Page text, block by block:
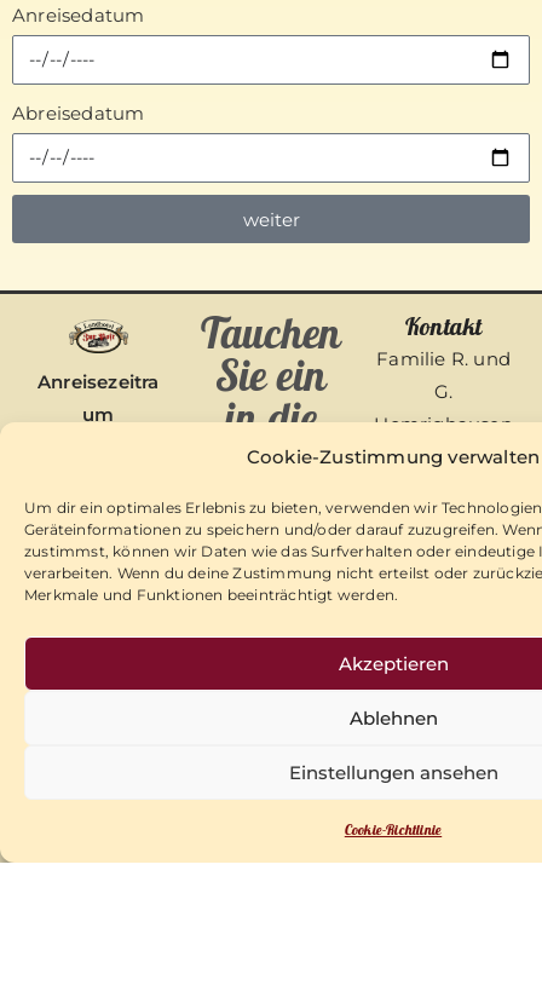
Cookie-Zustimmung verwalten
Um dir ein optimales Erlebnis zu bieten, verwenden wir
Geräteinformationen zu speichern und/oder darauf zuzugreifen.
zustimmst, können wir Daten wie das Surfverhalten oder eindeutige
verarbeiten. Wenn du deine Zustimmung nicht erteilst oder
Merkmale und Funktionen beeinträchtigt werden.
Akzeptieren
Ablehnen
Einstellungen ansehen
Cookie-Richtlinie
Anreisedatum
Abreisedatum
weiter
l
n
Anreisezeitra
um
18.00 Uhr
Tauchen
Sie ein
in die
vielfältig
e
Natur
des
Sauerla
ndes...
Kontakt
Familie R. und
G.
Homrighausen
GbR
20
59955
Winterberg-
+49(0)2758-98
Telefax:
+49(0)2758-
9843-13